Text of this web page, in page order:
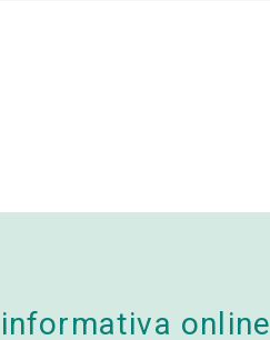
online